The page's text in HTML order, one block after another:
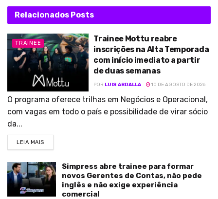
Relacionados Posts
TRAINEE
Trainee Mottu reabre
inscrições na Alta Temporada
com início imediato a partir
de duas semanas
POR LUIS ABDALLA 10 DE AGOSTO DE 2026
O programa oferece trilhas em Negócios e Operacional,
com vagas em todo o país e possibilidade de virar sócio
da...
LEIA MAIS
Simpress abre trainee para formar
novos Gerentes de Contas, não pede
inglês e não exige experiência
comercial